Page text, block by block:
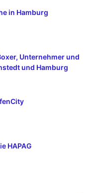
in Hamburg
Unternehmer und
und Hamburg
HAPAG